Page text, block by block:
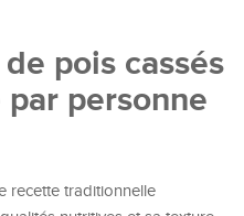
pois cassés
personne
recette traditionnelle